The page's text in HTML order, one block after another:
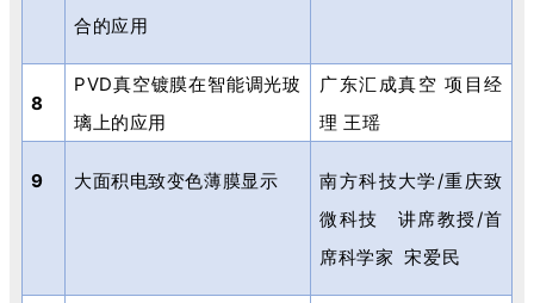
合的应用
8
PVD真空镀膜在智能调光玻
璃上的应用
广东汇成真空 项目经
理 王瑶
9 大面积电致变色薄膜显示 南方科技大学/重庆致
微科技 讲席教授/首
席科学家 宋爱民